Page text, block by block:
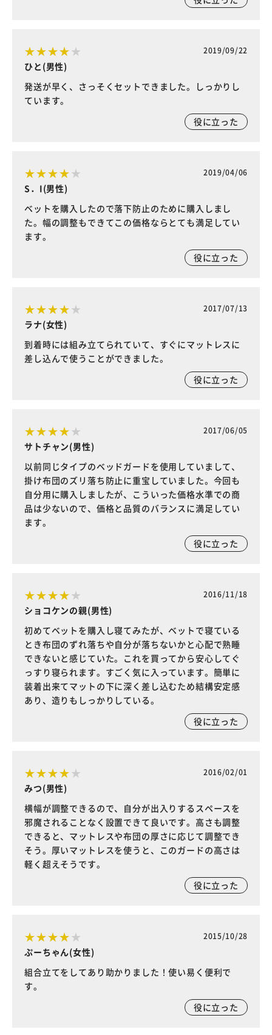
2019/09/22
ひと(男性)
発送が早く、さっそくセットできました。しっかりし
ています。
役に立った
2019/04/06
S．I(男性)
ベットを購入したので落下防止のために購入しまし
た。幅の調整もできてこの価格ならとても満足してい
ます。
役に立った
2017/07/13
ラナ(女性)
到着時には組み立てられていて、すぐにマットレスに
差し込んで使うことができました。
役に立った
2017/06/05
サトチャン(男性)
以前同じタイプのベッドガードを使用していまして、
掛け布団のズリ落ち防止に重宝していました。今回も
自分用に購入しましたが、こういった価格水準での商
品は少ないので、価格と品質のバランスに満足してい
ます。
役に立った
2016/11/18
ショコケンの親(男性)
初めてベットを購入し寝てみたが、ベットで寝ている
とき布団のずれ落ちや自分が落ちないかと心配で熟睡
できないと感じていた。これを買ってから安心してぐ
っすり寝られます。すごく気に入っています。簡単に
装着出来てマットの下に深く差し込むため結構安定感
あり、造りもしっかりしている。
役に立った
2016/02/01
みつ(男性)
横幅が調整できるので、自分が出入りするスペースを
邪魔されることなく設置できて良いです。高さも調整
できると、マットレスや布団の厚さに応じて調整でき
そう。厚いマットレスを使うと、このガードの高さは
軽く超えそうです。
役に立った
2015/10/28
ぷーちゃん(女性)
組合立てをしてあり助かりました！使い易く便利で
す。
役に立った